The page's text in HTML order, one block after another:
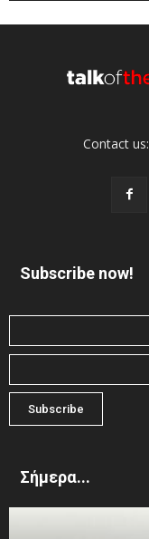
Contact
Subscribe now!
Σήμερα...